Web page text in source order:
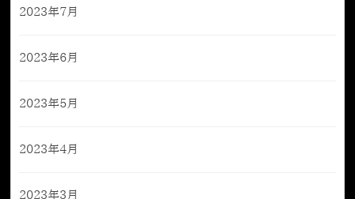
2023年7月
2023年6月
2023年5月
2023年4月
2023年3月